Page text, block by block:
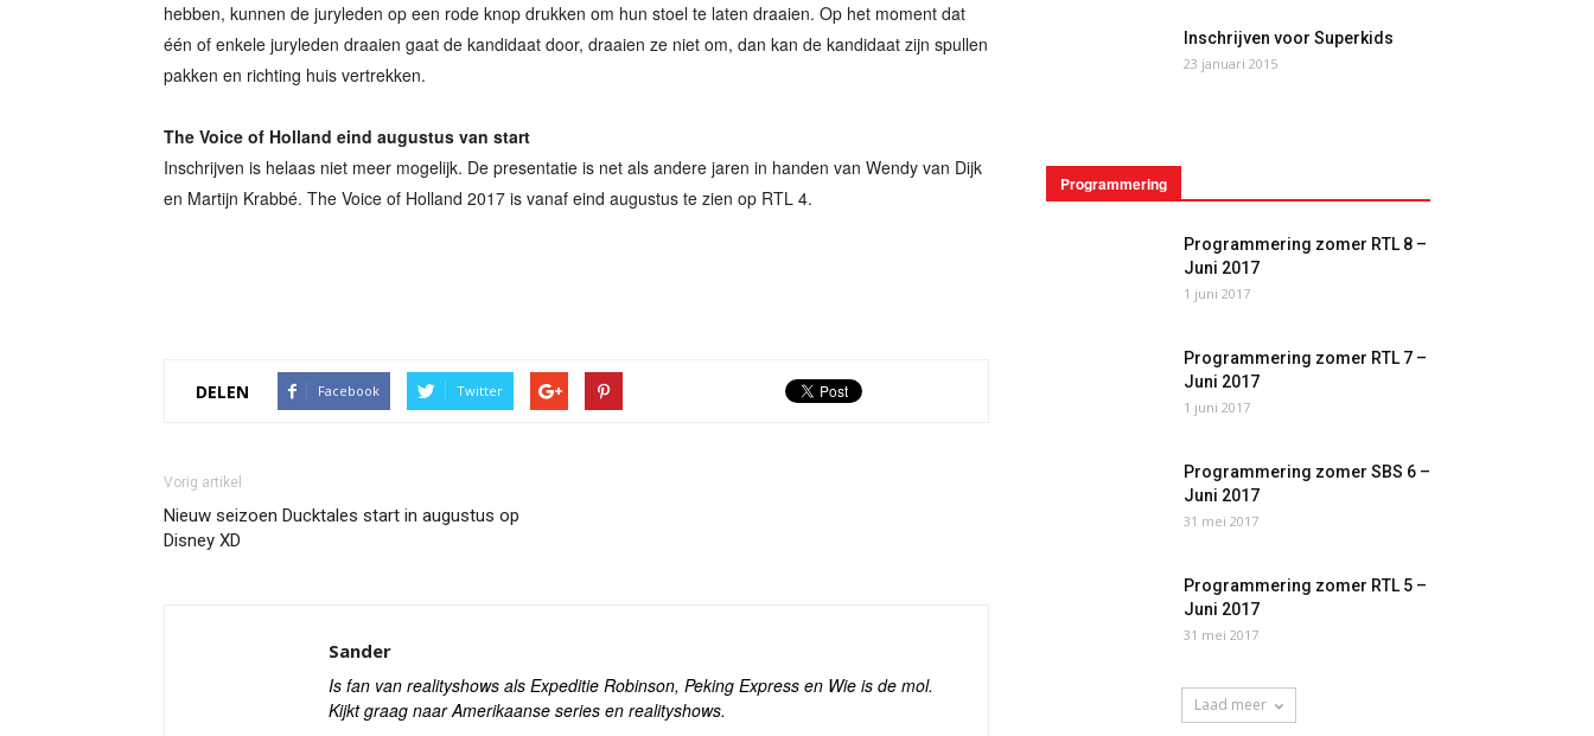
hebben, kunnen de juryleden op een rode knop drukken om hun stoel te laten draaien. Op het moment dat
één of enkele juryleden draaien gaat de kandidaat door, draaien ze niet om, dan kan de kandidaat zijn spullen
pakken en richting huis vertrekken.
The Voice of Holland eind augustus van start
Inschrijven is helaas niet meer mogelijk. De presentatie is net als andere jaren in handen van Wendy van Dijk
en Martijn Krabbé. The Voice of Holland 2017 is vanaf eind augustus te zien op RTL 4.
DELEN Facebook Twitter
Vorig artikel
Nieuw seizoen Ducktales start in augustus op
Disney XD
Sander
Is fan van realityshows als Expeditie Robinson, Peking Express en Wie is de mol.
Kijkt graag naar Amerikaanse series en realityshows.
Inschrijven voor Superkids
23 januari 2015
Programmering
Programmering zomer RTL 8 –
Juni 2017
1 juni 2017
Programmering zomer RTL 7 –
Juni 2017
1 juni 2017
Programmering zomer SBS 6 –
Juni 2017
31 mei 2017
Programmering zomer RTL 5 –
Juni 2017
31 mei 2017
Laad meer